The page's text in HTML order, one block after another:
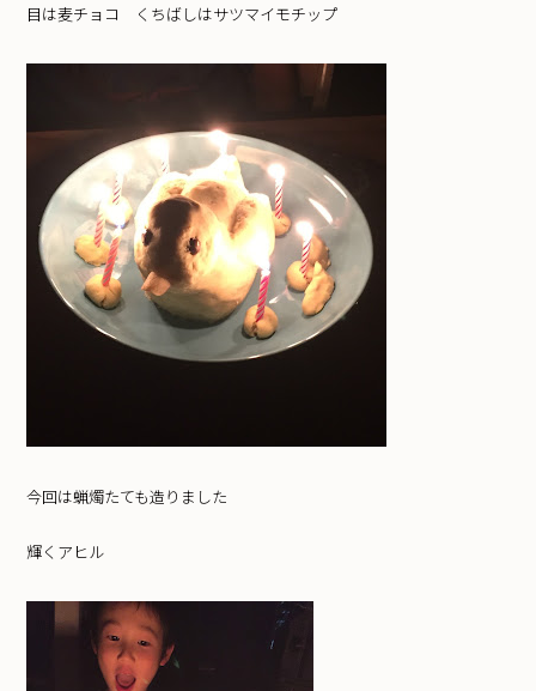
目は麦チョコ くちばしはサツマイモチップ
今回は蝋燭たても造りました
輝くアヒル